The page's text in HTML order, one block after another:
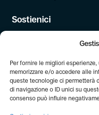
Per fornire le migliori
memorizzare e/o accedere alle
queste tecnologie ci permetterà
di navigazione o ID unici su
consenso può influire
Sostienici
Dona il 5 per mille
Newsletter